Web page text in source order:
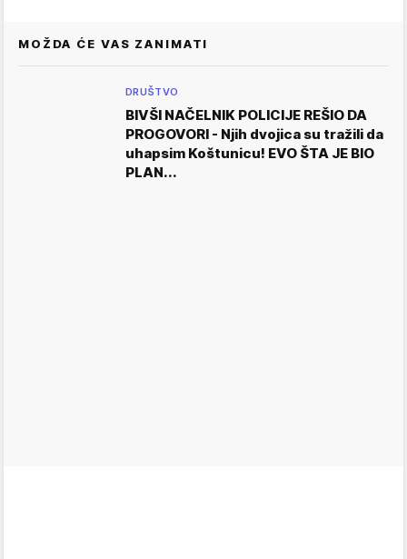
MOŽDA ĆE VAS ZANIMATI
DRUŠTVO
BIVŠI NAČELNIK POLICIJE REŠIO DA
PROGOVORI - Njih dvojica su tražili da
uhapsim Koštunicu! EVO ŠTA JE BIO
PLAN...